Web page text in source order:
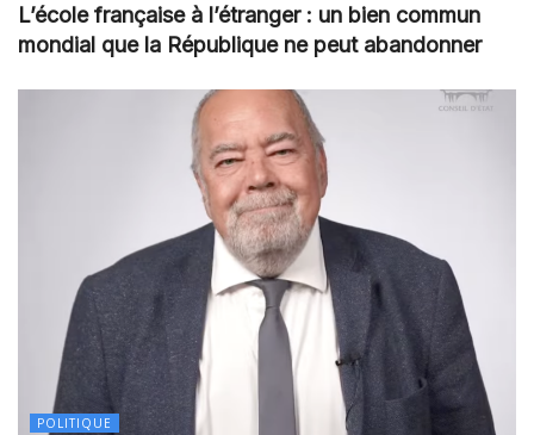
L’école française à l’étranger : un bien commun
mondial que la République ne peut abandonner
POLITIQUE